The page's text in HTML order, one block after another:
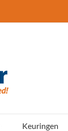
Keuringen